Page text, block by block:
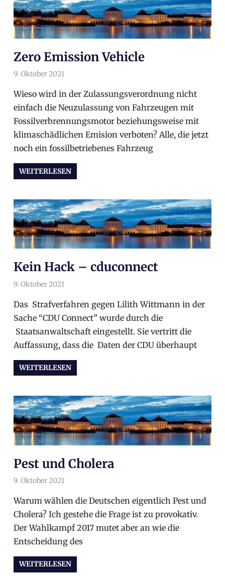
Zero Emission Vehicle
9. Oktober 2021
Wieso wird in der Zulassungsverordnung nicht
einfach die Neuzulassung von Fahrzeugen mit
Fossilverbrennungsmotor beziehungsweise mit
klimaschädlichen Emision verboten? Alle, die jetzt
noch ein fossilbetriebenes Fahrzeug
WEITERLESEN
Kein Hack – cduconnect
9. Oktober 2021
Das Strafverfahren gegen Lilith Wittmann in der
Sache “CDU Connect” wurde durch die
Staatsanwaltschaft eingestellt. Sie vertritt die
Auffassung, dass die Daten der CDU überhaupt
WEITERLESEN
Pest und Cholera
9. Oktober 2021
Warum wählen die Deutschen eigentlich Pest und
Cholera? Ich gestehe die Frage ist zu provokativ.
Der Wahlkampf 2017 mutet aber an wie die
Entscheidung des
WEITERLESEN